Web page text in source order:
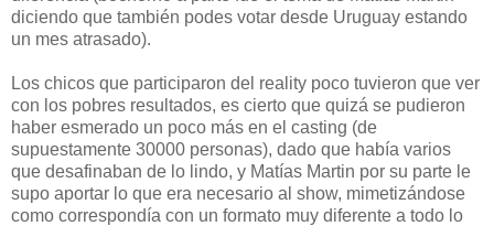
diciendo que también podes votar desde Uruguay estando
un mes atrasado).
Los chicos que participaron del reality poco tuvieron que ver
con los pobres resultados, es cierto que quizá se pudieron
haber esmerado un poco más en el casting (de
supuestamente 30000 personas), dado que había varios
que desafinaban de lo lindo, y Matías Martin por su parte le
supo aportar lo que era necesario al show, mimetizándose
como correspondía con un formato muy diferente a todo lo